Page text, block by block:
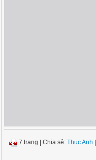
7 trang |Chia sẻ:Thục Anh